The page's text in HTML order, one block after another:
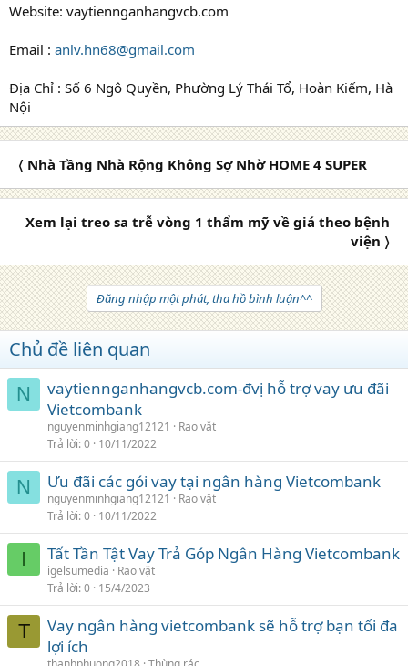
Website: vaytiennganhangvcb.com
Email : anlv.hn68@gmail.com
Địa Chỉ : Số 6 Ngô Quyền, Phường Lý Thái Tổ, Hoàn Kiếm, Hà
Nội
〈 Nhà Tầng Nhà Rộng Không Sợ Nhờ HOME 4 SUPER
Xem lại treo sa trễ vòng 1 thẩm mỹ về giá theo bệnh
viện 〉
Đăng nhập một phát, tha hồ bình luận^^
Chủ đề liên quan
N
vaytiennganhangvcb.com-đvị hỗ trợ vay ưu đãi
Vietcombank
nguyenminhgiang12121
Rao vặt
Trả lời 0 10/11/2022
N Ưu đãi các gói vay tại ngân hàng Vietcombank
nguyenminhgiang12121
Rao vặt
Trả lời 0 10/11/2022
I Tất Tần Tật Vay Trả Góp Ngân Hàng Vietcombank
igelsumedia
Rao vặt
Trả lời 0 15/4/2023
T
Vay ngân hàng vietcombank sẽ hỗ trợ bạn tối đa
lợi ích